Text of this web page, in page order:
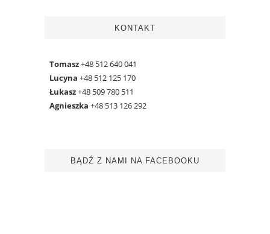
KONTAKT
Tomasz+48 512 640 041
Lucyna +48 512 125 170
Łukasz+48 509 780 511
Agnieszka +48 513 126 292
BĄDŹ Z NAMI NA FACEBOOKU